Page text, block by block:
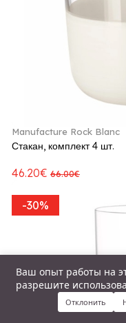
Меню
Manufacture Rock Blanc
Стакан, комплект 4 шт.
46.20€ 66.00€
-30%
Ваш опыт работы на
разрешите
Отклонить